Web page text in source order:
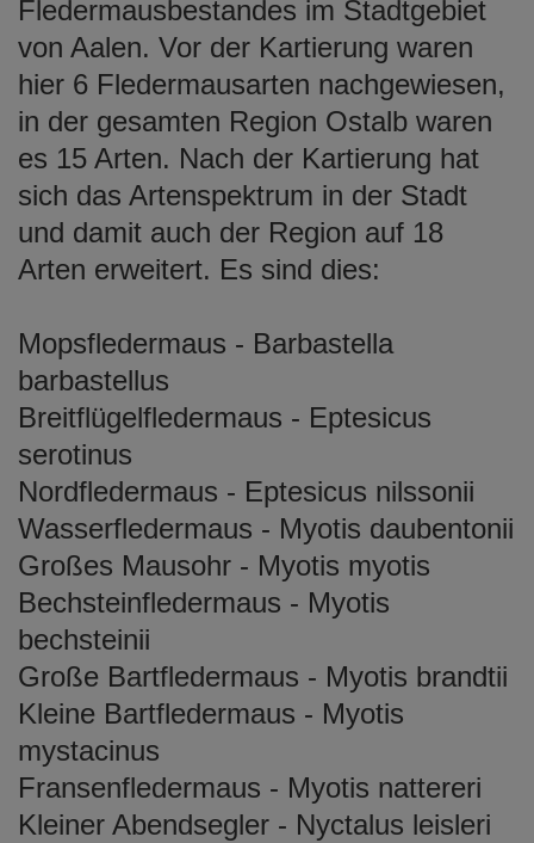
Fledermausbestandes im Stadtgebiet
von Aalen. Vor der Kartierung waren
hier 6 Fledermausarten nachgewiesen,
in der gesamten Region Ostalb waren
es 15 Arten. Nach der Kartierung hat
sich das Artenspektrum in der Stadt
und damit auch der Region auf 18
Arten erweitert. Es sind dies:
Mopsfledermaus - Barbastella
barbastellus
Breitflügelfledermaus - Eptesicus
serotinus
Nordfledermaus - Eptesicus nilssonii
Wasserfledermaus - Myotis daubentonii
Großes Mausohr - Myotis myotis
Bechsteinfledermaus - Myotis
bechsteinii
Große Bartfledermaus - Myotis brandtii
Kleine Bartfledermaus - Myotis
mystacinus
Fransenfledermaus - Myotis nattereri
Kleiner Abendsegler - Nyctalus leisleri